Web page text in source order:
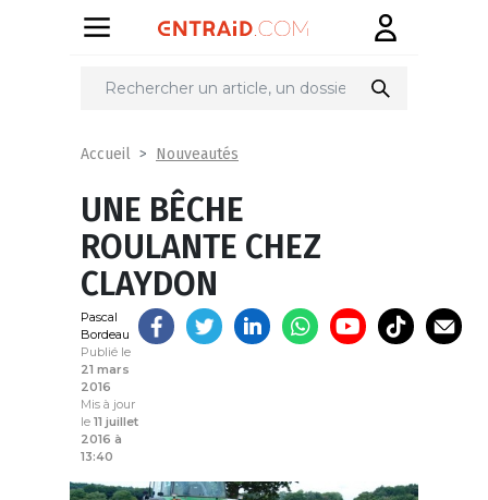
Partager
Accueil Nouveautés
UNE BÊCHE
ROULANTE CHEZ
CLAYDON
Pascal
Bordeau
Publié le
21 mars
2016
Mis à jour
le 11 juillet
2016 à
13:40